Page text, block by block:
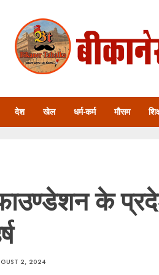
देश खेल धर्म-कर्म मौसम
के
2, 2024